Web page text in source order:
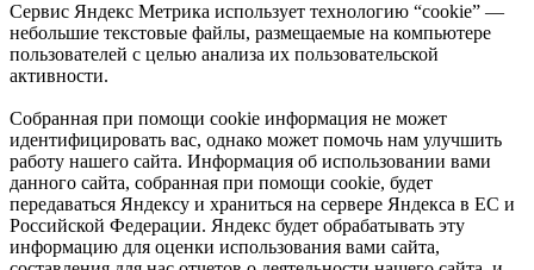
Сервис Яндекс Метрика использует технологию “cookie” —
небольшие текстовые файлы, размещаемые на компьютере
пользователей с целью анализа их пользовательской
активности.
Собранная при помощи cookie информация не может
идентифицировать вас, однако может помочь нам улучшить
работу нашего сайта. Информация об использовании вами
данного сайта, собранная при помощи cookie, будет
передаваться Яндексу и храниться на сервере Яндекса в ЕС и
Российской Федерации. Яндекс будет обрабатывать эту
информацию для оценки использования вами сайта,